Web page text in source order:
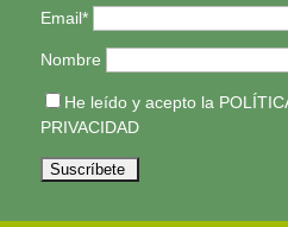
Email*
Nombre
He leído y acepto la
PRIVACIDAD